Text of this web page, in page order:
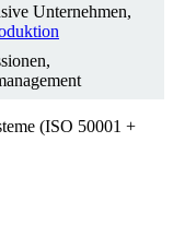
Unternehmen,
(ISO 50001 +